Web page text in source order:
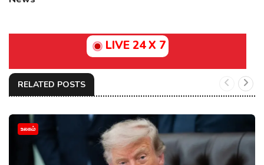
LIVE 24 X 7
RELATED POSTS
உலகம்